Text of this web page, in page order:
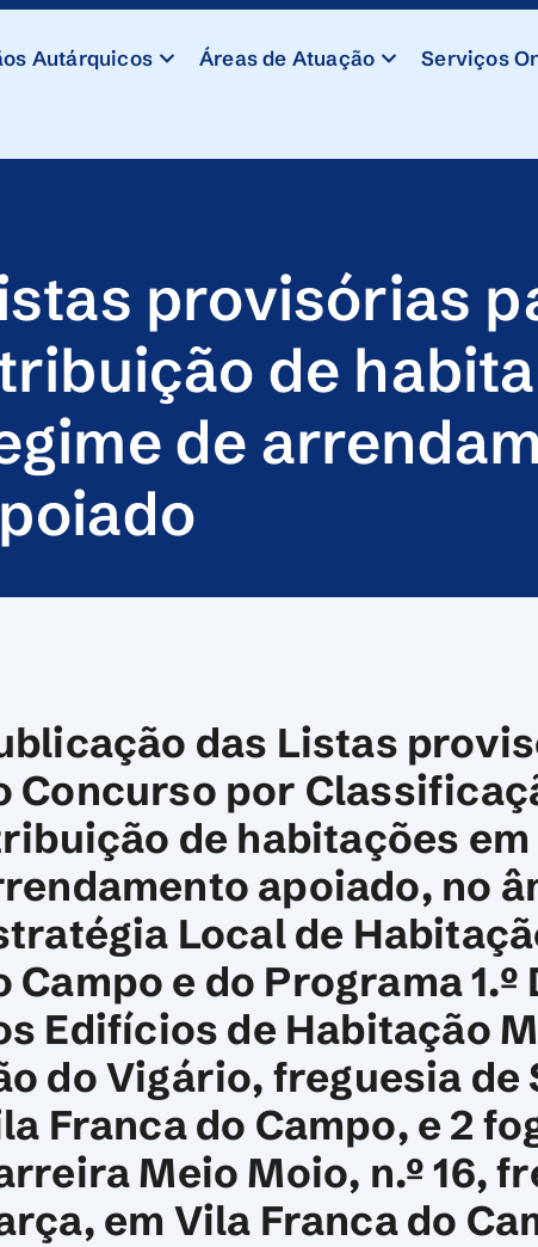
Autárquicos Áreas de Atuação
Serviços
provisórias
de
de
das Listas
Concurso por
de habitações
apoiado, no
Local de
Campo e do Programa
Edifícios de Habitação
do Vigário, freguesia de
Franca do Campo, e 2
Meio Moio, n.º 16,
em Vila Franca do